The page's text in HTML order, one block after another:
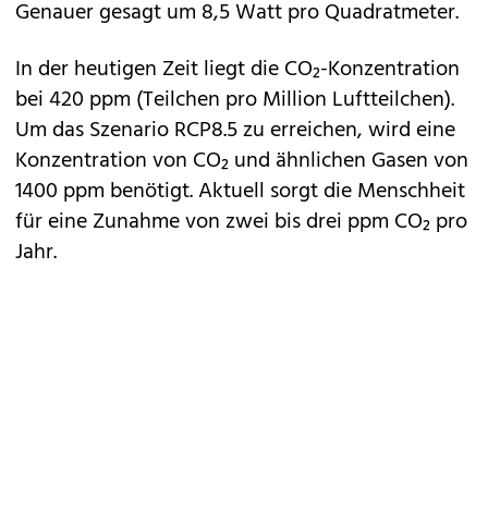
Genauer gesagt um 8,5 Watt pro Quadratmeter.
In der heutigen Zeit liegt die CO₂-Konzentration
bei 420 ppm (Teilchen pro Million Luftteilchen).
Um das Szenario RCP8.5 zu erreichen, wird eine
Konzentration von CO₂ und ähnlichen Gasen von
1400 ppm benötigt. Aktuell sorgt die Menschheit
für eine Zunahme von zwei bis drei ppm CO₂ pro
Jahr.